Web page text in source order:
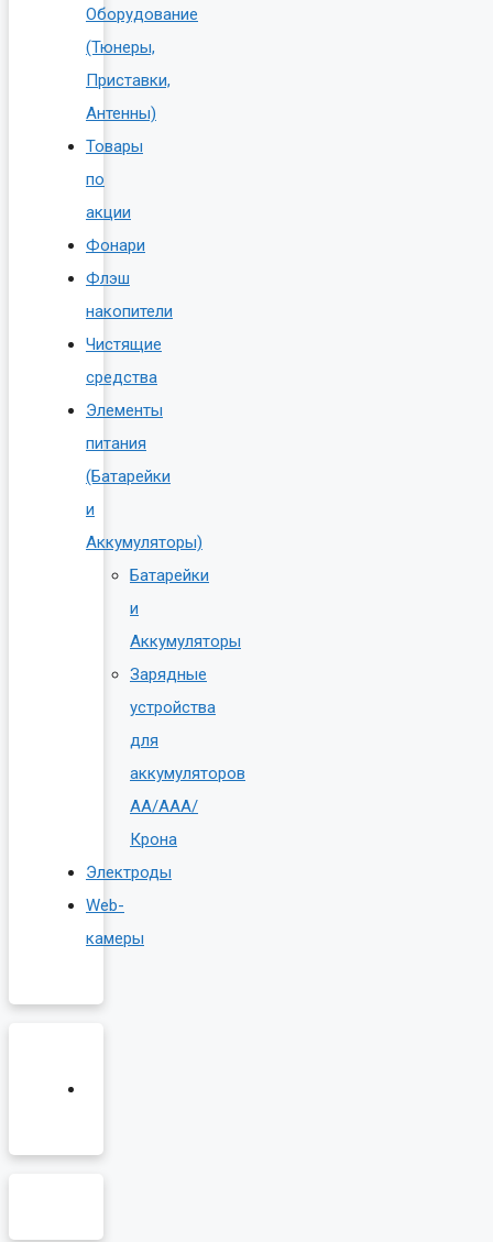
Оборудование
(Тюнеры,
Приставки,
Антенны)
Товары
по
акции
Фонари
Флэш
накопители
Чистящие
средства
Элементы
питания
(Батарейки
и
Аккумуляторы)
Батарейки
и
Аккумуляторы
Зарядные
устройства
для
аккумуляторов
AA/AAA/
Крона
Электроды
Web-
камеры